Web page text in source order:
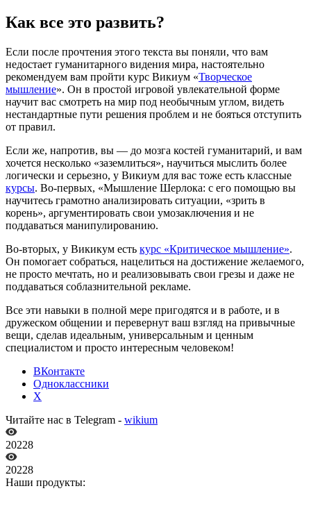
Как все это развить?
Если после прочтения этого текста вы поняли, что вам
недостает гуманитарного видения мира, настоятельно
рекомендуем вам пройти курс Викиум «Творческое
мышление». Он в простой игровой увлекательной форме
научит вас смотреть на мир под необычным углом, видеть
нестандартные пути решения проблем и не бояться отступить
от правил.
Если же, напротив, вы — до мозга костей гуманитарий, и вам
хочется несколько «заземлиться», научиться мыслить более
логически и серьезно, у Викиум для вас тоже есть классные
курсы. Во-первых, «Мышление Шерлока: с его помощью вы
научитесь грамотно анализировать ситуации, «зрить в
корень», аргументировать свои умозаключения и не
поддаваться манипулированию.
Во-вторых, у Викикум есть курс «Критическое мышление».
Он помогает собраться, нацелиться на достижение желаемого,
не просто мечтать, но и реализовывать свои грезы и даже не
поддаваться соблазнительной рекламе.
Все эти навыки в полной мере пригодятся и в работе, и в
дружеском общении и перевернут ваш взгляд на привычные
вещи, сделав идеальным, универсальным и ценным
специалистом и просто интересным человеком!
ВКонтакте
Одноклассники
X
Читайте нас в Telegram - wikium
20228
20228
Наши продукты: